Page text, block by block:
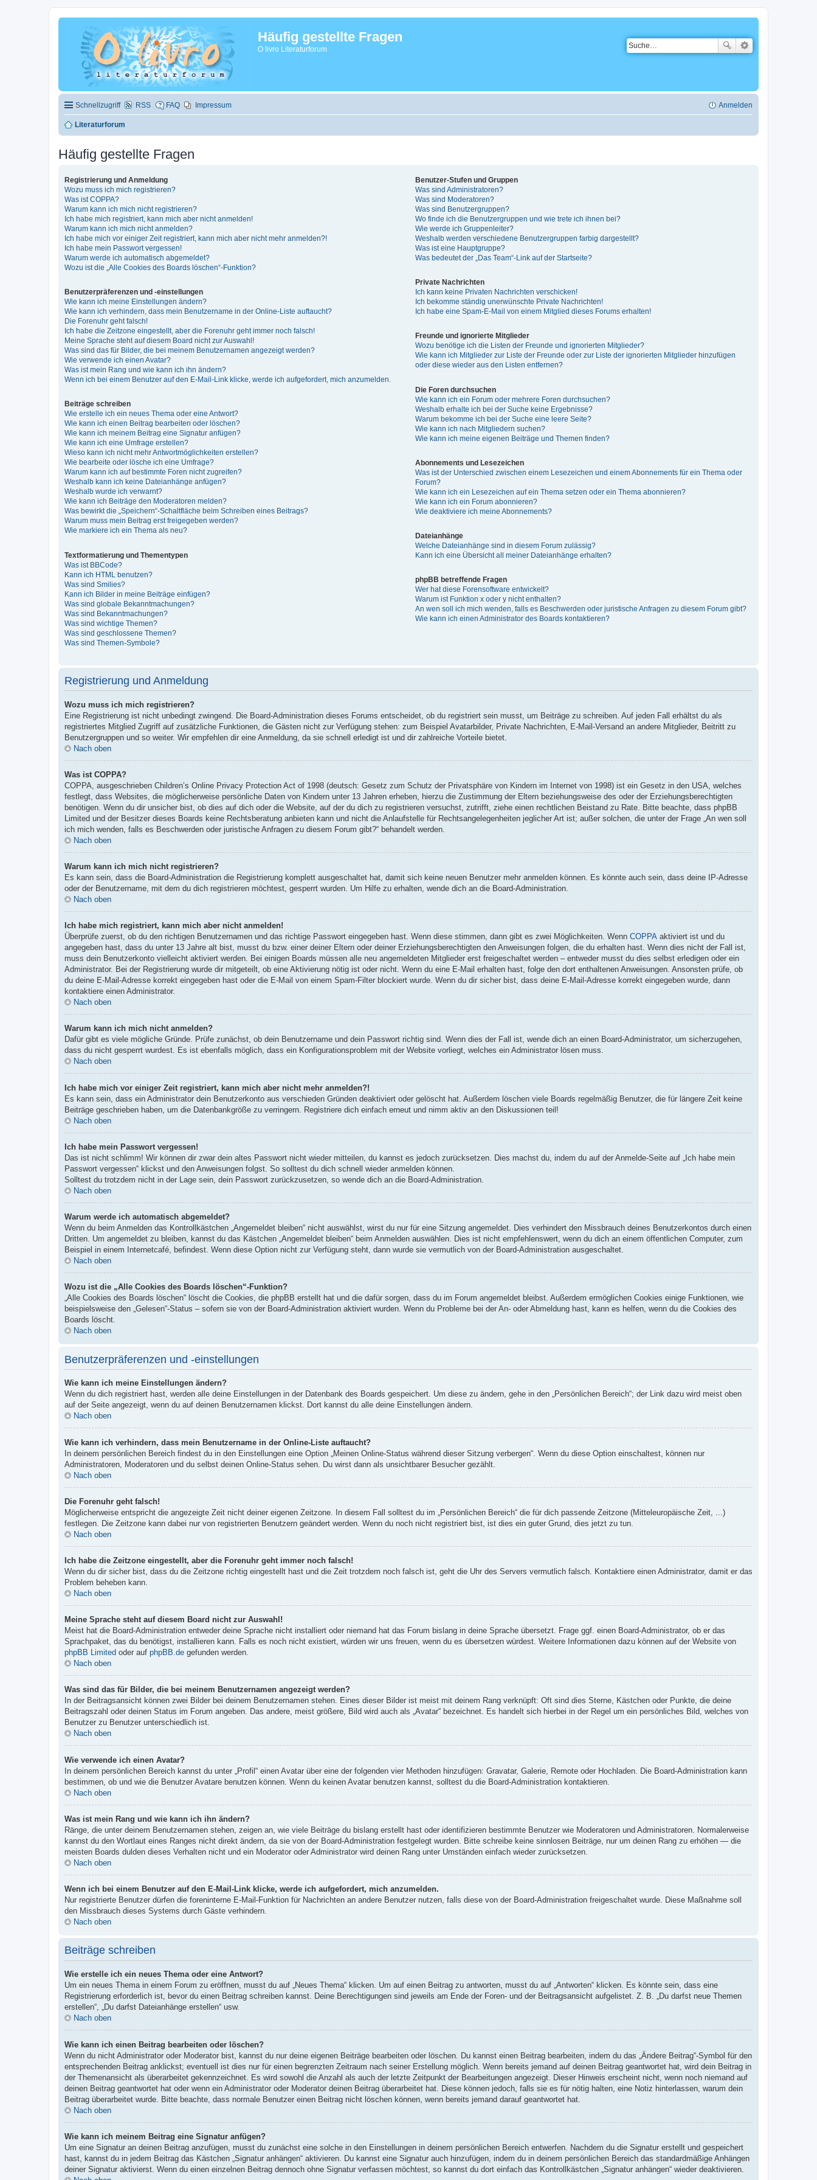
Häufig gestellte Fragen
O livro Literaturforum
Schnellzugriff RSS FAQ Impressum Anmelden
Literaturforum
Häufig gestellte Fragen
Registrierung und Anmeldung
Wozu muss ich mich registrieren?
Was ist COPPA?
Warum kann ich mich nicht registrieren?
Ich habe mich registriert, kann mich aber nicht anmelden!
Warum kann ich mich nicht anmelden?
Ich habe mich vor einiger Zeit registriert, kann mich aber nicht mehr anmelden?!
Ich habe mein Passwort vergessen!
Warum werde ich automatisch abgemeldet?
Wozu ist die „Alle Cookies des Boards löschen“-Funktion?
Benutzerpräferenzen und -einstellungen
Wie kann ich meine Einstellungen ändern?
Wie kann ich verhindern, dass mein Benutzername in der Online-Liste auftaucht?
Die Forenuhr geht falsch!
Ich habe die Zeitzone eingestellt, aber die Forenuhr geht immer noch falsch!
Meine Sprache steht auf diesem Board nicht zur Auswahl!
Was sind das für Bilder, die bei meinem Benutzernamen angezeigt werden?
Wie verwende ich einen Avatar?
Was ist mein Rang und wie kann ich ihn ändern?
Wenn ich bei einem Benutzer auf den E-Mail-Link klicke, werde ich aufgefordert, mich anzumelden.
Beiträge schreiben
Wie erstelle ich ein neues Thema oder eine Antwort?
Wie kann ich einen Beitrag bearbeiten oder löschen?
Wie kann ich meinem Beitrag eine Signatur anfügen?
Wie kann ich eine Umfrage erstellen?
Wieso kann ich nicht mehr Antwortmöglichkeiten erstellen?
Wie bearbeite oder lösche ich eine Umfrage?
Warum kann ich auf bestimmte Foren nicht zugreifen?
Weshalb kann ich keine Dateianhänge anfügen?
Weshalb wurde ich verwarnt?
Wie kann ich Beiträge den Moderatoren melden?
Was bewirkt die „Speichern“-Schaltfläche beim Schreiben eines Beitrags?
Warum muss mein Beitrag erst freigegeben werden?
Wie markiere ich ein Thema als neu?
Textformatierung und Thementypen
Was ist BBCode?
Kann ich HTML benutzen?
Was sind Smilies?
Kann ich Bilder in meine Beiträge einfügen?
Was sind globale Bekanntmachungen?
Was sind Bekanntmachungen?
Was sind wichtige Themen?
Was sind geschlossene Themen?
Was sind Themen-Symbole?
Benutzer-Stufen und Gruppen
Was sind Administratoren?
Was sind Moderatoren?
Was sind Benutzergruppen?
Wo finde ich die Benutzergruppen und wie trete ich ihnen bei?
Wie werde ich Gruppenleiter?
Weshalb werden verschiedene Benutzergruppen farbig dargestellt?
Was ist eine Hauptgruppe?
Was bedeutet der „Das Team“-Link auf der Startseite?
Private Nachrichten
Ich kann keine Privaten Nachrichten verschicken!
Ich bekomme ständig unerwünschte Private Nachrichten!
Ich habe eine Spam-E-Mail von einem Mitglied dieses Forums erhalten!
Freunde und ignorierte Mitglieder
Wozu benötige ich die Listen der Freunde und ignorierten Mitglieder?
Wie kann ich Mitglieder zur Liste der Freunde oder zur Liste der ignorierten Mitglieder hinzufügen
oder diese wieder aus den Listen entfernen?
Die Foren durchsuchen
Wie kann ich ein Forum oder mehrere Foren durchsuchen?
Weshalb erhalte ich bei der Suche keine Ergebnisse?
Warum bekomme ich bei der Suche eine leere Seite?
Wie kann ich nach Mitgliedern suchen?
Wie kann ich meine eigenen Beiträge und Themen finden?
Abonnements und Lesezeichen
Was ist der Unterschied zwischen einem Lesezeichen und einem Abonnements für ein Thema oder
Forum?
Wie kann ich ein Lesezeichen auf ein Thema setzen oder ein Thema abonnieren?
Wie kann ich ein Forum abonnieren?
Wie deaktiviere ich meine Abonnements?
Dateianhänge
Welche Dateianhänge sind in diesem Forum zulässig?
Kann ich eine Übersicht all meiner Dateianhänge erhalten?
phpBB betreffende Fragen
Wer hat diese Forensoftware entwickelt?
Warum ist Funktion x oder y nicht enthalten?
An wen soll ich mich wenden, falls es Beschwerden oder juristische Anfragen zu diesem Forum gibt?
Wie kann ich einen Administrator des Boards kontaktieren?
Registrierung und Anmeldung
Wozu muss ich mich registrieren?
Eine Registrierung ist nicht unbedingt zwingend. Die Board-Administration dieses Forums entscheidet, ob du registriert sein musst, um Beiträge zu schreiben. Auf jeden Fall erhältst du als
registriertes Mitglied Zugriff auf zusätzliche Funktionen, die Gästen nicht zur Verfügung stehen: zum Beispiel Avatarbilder, Private Nachrichten, E-Mail-Versand an andere Mitglieder, Beitritt zu
Benutzergruppen und so weiter. Wir empfehlen dir eine Anmeldung, da sie schnell erledigt ist und dir zahlreiche Vorteile bietet.
Nach oben
Was ist COPPA?
COPPA, ausgeschrieben Children’s Online Privacy Protection Act of 1998 (deutsch: Gesetz zum Schutz der Privatsphäre von Kindern im Internet von 1998) ist ein Gesetz in den USA, welches
festlegt, dass Websites, die möglicherweise persönliche Daten von Kindern unter 13 Jahren erheben, hierzu die Zustimmung der Eltern beziehungsweise des oder der Erziehungsberechtigten
benötigen. Wenn du dir unsicher bist, ob dies auf dich oder die Website, auf der du dich zu registrieren versuchst, zutrifft, ziehe einen rechtlichen Beistand zu Rate. Bitte beachte, dass phpBB
Limited und der Besitzer dieses Boards keine Rechtsberatung anbieten kann und nicht die Anlaufstelle für Rechtsangelegenheiten jeglicher Art ist; außer solchen, die unter der Frage „An wen soll
ich mich wenden, falls es Beschwerden oder juristische Anfragen zu diesem Forum gibt?“ behandelt werden.
Nach oben
Warum kann ich mich nicht registrieren?
Es kann sein, dass die Board-Administration die Registrierung komplett ausgeschaltet hat, damit sich keine neuen Benutzer mehr anmelden können. Es könnte auch sein, dass deine IP-Adresse
oder der Benutzername, mit dem du dich registrieren möchtest, gesperrt wurden. Um Hilfe zu erhalten, wende dich an die Board-Administration.
Nach oben
Ich habe mich registriert, kann mich aber nicht anmelden!
Überprüfe zuerst, ob du den richtigen Benutzernamen und das richtige Passwort eingegeben hast. Wenn diese stimmen, dann gibt es zwei Möglichkeiten. Wenn COPPA aktiviert ist und du
angegeben hast, dass du unter 13 Jahre alt bist, musst du bzw. einer deiner Eltern oder deiner Erziehungsberechtigten den Anweisungen folgen, die du erhalten hast. Wenn dies nicht der Fall ist,
muss dein Benutzerkonto vielleicht aktiviert werden. Bei einigen Boards müssen alle neu angemeldeten Mitglieder erst freigeschaltet werden – entweder musst du dies selbst erledigen oder ein
Administrator. Bei der Registrierung wurde dir mitgeteilt, ob eine Aktivierung nötig ist oder nicht. Wenn du eine E-Mail erhalten hast, folge den dort enthaltenen Anweisungen. Ansonsten prüfe, ob
du deine E-Mail-Adresse korrekt eingegeben hast oder die E-Mail von einem Spam-Filter blockiert wurde. Wenn du dir sicher bist, dass deine E-Mail-Adresse korrekt eingegeben wurde, dann
kontaktiere einen Administrator.
Nach oben
Warum kann ich mich nicht anmelden?
Dafür gibt es viele mögliche Gründe. Prüfe zunächst, ob dein Benutzername und dein Passwort richtig sind. Wenn dies der Fall ist, wende dich an einen Board-Administrator, um sicherzugehen,
dass du nicht gesperrt wurdest. Es ist ebenfalls möglich, dass ein Konfigurationsproblem mit der Website vorliegt, welches ein Administrator lösen muss.
Nach oben
Ich habe mich vor einiger Zeit registriert, kann mich aber nicht mehr anmelden?!
Es kann sein, dass ein Administrator dein Benutzerkonto aus verschieden Gründen deaktiviert oder gelöscht hat. Außerdem löschen viele Boards regelmäßig Benutzer, die für längere Zeit keine
Beiträge geschrieben haben, um die Datenbankgröße zu verringern. Registriere dich einfach erneut und nimm aktiv an den Diskussionen teil!
Nach oben
Ich habe mein Passwort vergessen!
Das ist nicht schlimm! Wir können dir zwar dein altes Passwort nicht wieder mitteilen, du kannst es jedoch zurücksetzen. Dies machst du, indem du auf der Anmelde-Seite auf „Ich habe mein
Passwort vergessen“ klickst und den Anweisungen folgst. So solltest du dich schnell wieder anmelden können.
Solltest du trotzdem nicht in der Lage sein, dein Passwort zurückzusetzen, so wende dich an die Board-Administration.
Nach oben
Warum werde ich automatisch abgemeldet?
Wenn du beim Anmelden das Kontrollkästchen „Angemeldet bleiben“ nicht auswählst, wirst du nur für eine Sitzung angemeldet. Dies verhindert den Missbrauch deines Benutzerkontos durch einen
Dritten. Um angemeldet zu bleiben, kannst du das Kästchen „Angemeldet bleiben“ beim Anmelden auswählen. Dies ist nicht empfehlenswert, wenn du dich an einem öffentlichen Computer, zum
Beispiel in einem Internetcafé, befindest. Wenn diese Option nicht zur Verfügung steht, dann wurde sie vermutlich von der Board-Administration ausgeschaltet.
Nach oben
Wozu ist die „Alle Cookies des Boards löschen“-Funktion?
„Alle Cookies des Boards löschen“ löscht die Cookies, die phpBB erstellt hat und die dafür sorgen, dass du im Forum angemeldet bleibst. Außerdem ermöglichen Cookies einige Funktionen, wie
beispielsweise den „Gelesen“-Status – sofern sie von der Board-Administration aktiviert wurden. Wenn du Probleme bei der An- oder Abmeldung hast, kann es helfen, wenn du die Cookies des
Boards löscht.
Nach oben
Benutzerpräferenzen und -einstellungen
Wie kann ich meine Einstellungen ändern?
Wenn du dich registriert hast, werden alle deine Einstellungen in der Datenbank des Boards gespeichert. Um diese zu ändern, gehe in den „Persönlichen Bereich“; der Link dazu wird meist oben
auf der Seite angezeigt, wenn du auf deinen Benutzernamen klickst. Dort kannst du alle deine Einstellungen ändern.
Nach oben
Wie kann ich verhindern, dass mein Benutzername in der Online-Liste auftaucht?
In deinem persönlichen Bereich findest du in den Einstellungen eine Option „Meinen Online-Status während dieser Sitzung verbergen“. Wenn du diese Option einschaltest, können nur
Administratoren, Moderatoren und du selbst deinen Online-Status sehen. Du wirst dann als unsichtbarer Besucher gezählt.
Nach oben
Die Forenuhr geht falsch!
Möglicherweise entspricht die angezeigte Zeit nicht deiner eigenen Zeitzone. In diesem Fall solltest du im „Persönlichen Bereich“ die für dich passende Zeitzone (Mitteleuropäische Zeit, ...)
festlegen. Die Zeitzone kann dabei nur von registrierten Benutzern geändert werden. Wenn du noch nicht registriert bist, ist dies ein guter Grund, dies jetzt zu tun.
Nach oben
Ich habe die Zeitzone eingestellt, aber die Forenuhr geht immer noch falsch!
Wenn du dir sicher bist, dass du die Zeitzone richtig eingestellt hast und die Zeit trotzdem noch falsch ist, geht die Uhr des Servers vermutlich falsch. Kontaktiere einen Administrator, damit er das
Problem beheben kann.
Nach oben
Meine Sprache steht auf diesem Board nicht zur Auswahl!
Meist hat die Board-Administration entweder deine Sprache nicht installiert oder niemand hat das Forum bislang in deine Sprache übersetzt. Frage ggf. einen Board-Administrator, ob er das
Sprachpaket, das du benötigst, installieren kann. Falls es noch nicht existiert, würden wir uns freuen, wenn du es übersetzen würdest. Weitere Informationen dazu können auf der Website von
phpBB Limited oder auf phpBB.de gefunden werden.
Nach oben
Was sind das für Bilder, die bei meinem Benutzernamen angezeigt werden?
In der Beitragsansicht können zwei Bilder bei deinem Benutzernamen stehen. Eines dieser Bilder ist meist mit deinem Rang verknüpft: Oft sind dies Sterne, Kästchen oder Punkte, die deine
Beitragszahl oder deinen Status im Forum angeben. Das andere, meist größere, Bild wird auch als „Avatar“ bezeichnet. Es handelt sich hierbei in der Regel um ein persönliches Bild, welches von
Benutzer zu Benutzer unterschiedlich ist.
Nach oben
Wie verwende ich einen Avatar?
In deinem persönlichen Bereich kannst du unter „Profil“ einen Avatar über eine der folgenden vier Methoden hinzufügen: Gravatar, Galerie, Remote oder Hochladen. Die Board-Administration kann
bestimmen, ob und wie die Benutzer Avatare benutzen können. Wenn du keinen Avatar benutzen kannst, solltest du die Board-Administration kontaktieren.
Nach oben
Was ist mein Rang und wie kann ich ihn ändern?
Ränge, die unter deinem Benutzernamen stehen, zeigen an, wie viele Beiträge du bislang erstellt hast oder identifizieren bestimmte Benutzer wie Moderatoren und Administratoren. Normalerweise
kannst du den Wortlaut eines Ranges nicht direkt ändern, da sie von der Board-Administration festgelegt wurden. Bitte schreibe keine sinnlosen Beiträge, nur um deinen Rang zu erhöhen — die
meisten Boards dulden dieses Verhalten nicht und ein Moderator oder Administrator wird deinen Rang unter Umständen einfach wieder zurücksetzen.
Nach oben
Wenn ich bei einem Benutzer auf den E-Mail-Link klicke, werde ich aufgefordert, mich anzumelden.
Nur registrierte Benutzer dürfen die foreninterne E-Mail-Funktion für Nachrichten an andere Benutzer nutzen, falls diese von der Board-Administration freigeschaltet wurde. Diese Maßnahme soll
den Missbrauch dieses Systems durch Gäste verhindern.
Nach oben
Beiträge schreiben
Wie erstelle ich ein neues Thema oder eine Antwort?
Um ein neues Thema in einem Forum zu eröffnen, musst du auf „Neues Thema“ klicken. Um auf einen Beitrag zu antworten, musst du auf „Antworten“ klicken. Es könnte sein, dass eine
Registrierung erforderlich ist, bevor du einen Beitrag schreiben kannst. Deine Berechtigungen sind jeweils am Ende der Foren- und der Beitragsansicht aufgelistet. Z. B. „Du darfst neue Themen
erstellen“, „Du darfst Dateianhänge erstellen“ usw.
Nach oben
Wie kann ich einen Beitrag bearbeiten oder löschen?
Wenn du nicht Administrator oder Moderator bist, kannst du nur deine eigenen Beiträge bearbeiten oder löschen. Du kannst einen Beitrag bearbeiten, indem du das „Ändere Beitrag“-Symbol für den
entsprechenden Beitrag anklickst; eventuell ist dies nur für einen begrenzten Zeitraum nach seiner Erstellung möglich. Wenn bereits jemand auf deinen Beitrag geantwortet hat, wird dein Beitrag in
der Themenansicht als überarbeitet gekennzeichnet. Es wird sowohl die Anzahl als auch der letzte Zeitpunkt der Bearbeitungen angezeigt. Dieser Hinweis erscheint nicht, wenn noch niemand auf
deinen Beitrag geantwortet hat oder wenn ein Administrator oder Moderator deinen Beitrag überarbeitet hat. Diese können jedoch, falls sie es für nötig halten, eine Notiz hinterlassen, warum dein
Beitrag überarbeitet wurde. Bitte beachte, dass normale Benutzer einen Beitrag nicht löschen können, wenn bereits jemand darauf geantwortet hat.
Nach oben
Wie kann ich meinem Beitrag eine Signatur anfügen?
Um eine Signatur an deinen Beitrag anzufügen, musst du zunächst eine solche in den Einstellungen in deinem persönlichen Bereich entwerfen. Nachdem du die Signatur erstellt und gespeichert
hast, kannst du in jedem Beitrag das Kästchen „Signatur anhängen“ aktivieren. Du kannst eine Signatur auch hinzufügen, indem du in deinem persönlichen Bereich das standardmäßige Anhängen
deiner Signatur aktivierst. Wenn du einen einzelnen Beitrag dennoch ohne Signatur verfassen möchtest, so kannst du dort einfach das Kontrollkästchen „Signatur anhängen“ wieder deaktivieren.